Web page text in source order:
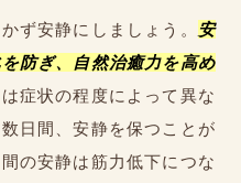
ず安静にしましょう。
安
防ぎ、自然治癒力を高め
症状の程度によって異な
日間、安静を保つことが
の安静は筋力低下につな